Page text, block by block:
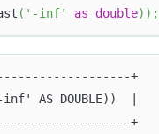
( '-inf' as double) ) ;
+
AS DOUBLE))  |
+